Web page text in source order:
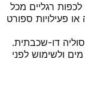
רגליים מכל
פעילויות ספורט
דו-שכבתית.
ולשימוש לפני